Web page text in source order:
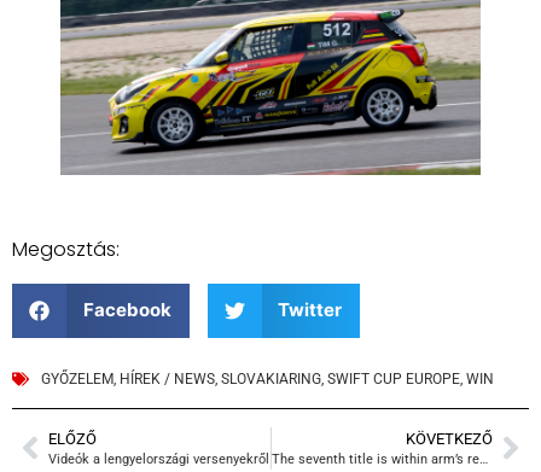
Megosztás:
Facebook Twitter
GYŐZELEM, HÍREK / NEWS, SLOVAKIARING, SWIFT CUP EUROPE, WIN
ELŐZŐ
Videók a lengyelországi versenyekről
KÖVETKEZŐ
The seventh title is within arm’s reach